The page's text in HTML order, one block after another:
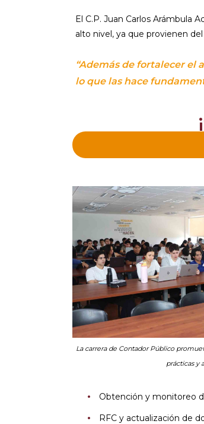
El C.P. Juan Carlos Arámbula
alto nivel, ya que provienen
“Además de fortalecer el
lo que las hace
La carrera de Contador Público
prácticas y
Obtención y monitoreo
RFC y actualización de